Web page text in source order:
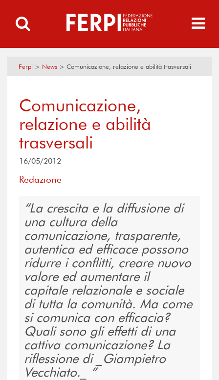
Ferpi > News > Comunicazione, relazione e abilità trasversali
Comunicazione,
relazione e abilità
trasversali
16/05/2012
Redazione
La crescita e la diffusione di
una cultura della
comunicazione, trasparente,
autentica ed efficace possono
ridurre i conflitti, creare nuovo
valore ed aumentare il
capitale relazionale e sociale
di tutta la comunità. Ma come
si comunica con efficacia?
Quali sono gli effetti di una
cattiva comunicazione? La
riflessione di _Giampietro
Vecchiato._